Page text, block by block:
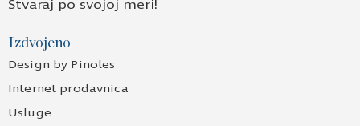
Stvaraj po svojoj meri!
Izdvojeno
Design by Pinoles
Internet prodavnica
Usluge